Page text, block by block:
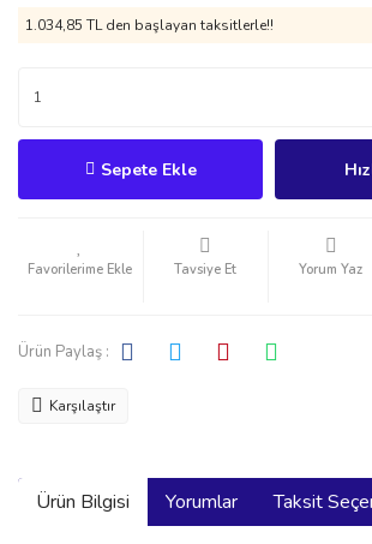
1.034,85 TL den başlayan taksitlerle!!
Sepete Ekle
Tavsiye Et Yorum Yaz
Ürün Paylaş :
Karşılaştır
Ürün Bilgisi Yorumlar Taksit